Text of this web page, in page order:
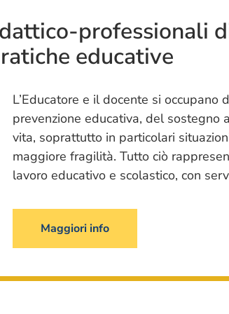
professionali
educative
L’Educatore e il docente si occupano
prevenzione educativa, del sostegno
vita, soprattutto in particolari
maggiore fragilità. Tutto ciò
lavoro educativo e scolastico, con
Maggiori info